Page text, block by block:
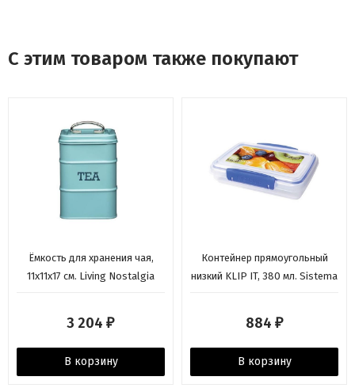
С этим товаром также покупают
Ёмкость для хранения чая,
11х11х17 см. Living Nostalgia
3 204 ₽
В корзину
Контейнер прямоугольный
низкий KLIP IT, 380 мл. Sistema
884 ₽
В корзину